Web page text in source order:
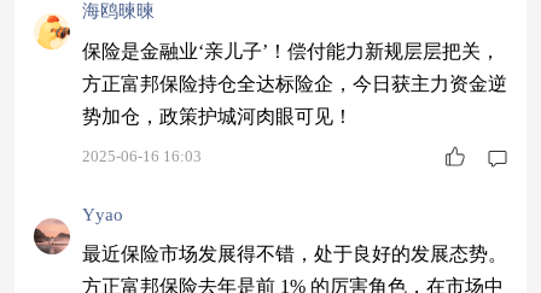
海鸥暕暕
保险是金融业‘亲儿子’！偿付能力新规层层把关，
方正富邦保险持仓全达标险企，今日获主力资金逆
势加仓，政策护城河肉眼可见！
2025-06-16 16:03
Yyao
最近保险市场发展得不错，处于良好的发展态势。
方正富邦保险去年是前 1% 的厉害角色，在市场中